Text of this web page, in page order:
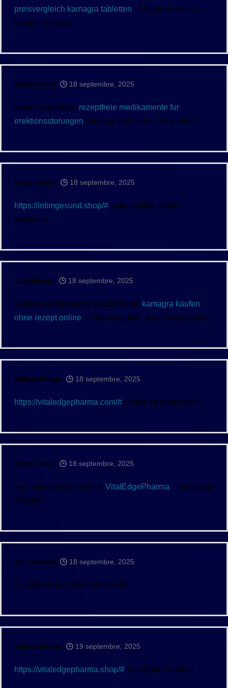
preisvergleich kamagra tabletten – Viagra Generika
kaufen Schweiz
StevenSarie 18 septembre, 2025
internet apotheke rezeptfreie medikamente fur
erektionsstorungen wirkung und dauer von tadalafil
Enriquedam 18 septembre, 2025
https://intimgesund.shop/# potenzmittel diskret
bestellen
IsraelViown 18 septembre, 2025
kamagra erfahrungen deutschland: kamagra kaufen
ohne rezept online – Viagra kaufen ohne Rezept legal
RichardForge 18 septembre, 2025
https://vitaledgepharma.com/# online ed medication
DerekFeevy 18 septembre, 2025
low cost ed meds online: VitalEdgePharma – VitalEdge
Pharma
Michealvem 18 septembre, 2025
ClearMedsHub ClearMedsHub
RichardForge 19 septembre, 2025
https://vitaledgepharma.shop/# VitalEdge Pharma